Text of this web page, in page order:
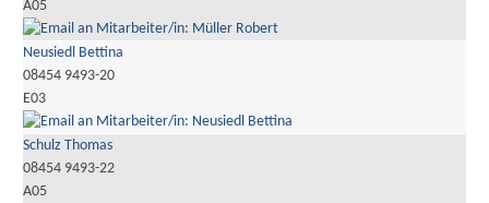
A05
Neusiedl Bettina
08454 9493-20
E03
Schulz Thomas
08454 9493-22
A05